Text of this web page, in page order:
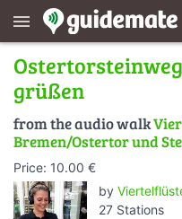
menu
grüßen
from the audio walk
Bremen/Ostertor und
Price: 10.00 €
by
27 Stations